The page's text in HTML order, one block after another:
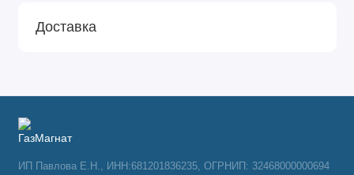
Доставка
ИП Павлова Е.Н., ИНН:681201836235, ОГРНИП: 32468000000694